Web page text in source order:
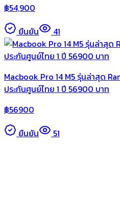
฿54,900
ยืนยัน
41
Macbook Pro 14 M5 รุ่นล่าสุด
ประกันศูนย์ไทย 1 ปี 56900 บาท
฿56900
ยืนยัน
51